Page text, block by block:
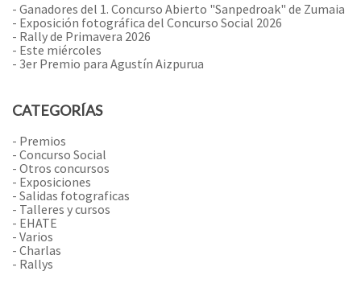
- Ganadores del 1. Concurso Abierto "Sanpedroak" de Zumaia
- Exposición fotográfica del Concurso Social 2026
- Rally de Primavera 2026
- Este miércoles
- 3er Premio para Agustín Aizpurua
CATEGORÍAS
- Premios
- Concurso Social
- Otros concursos
- Exposiciones
- Salidas fotograficas
- Talleres y cursos
- EHATE
- Varios
- Charlas
- Rallys